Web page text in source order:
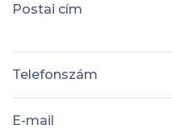
Postai cím
Telefonszám
E-mail